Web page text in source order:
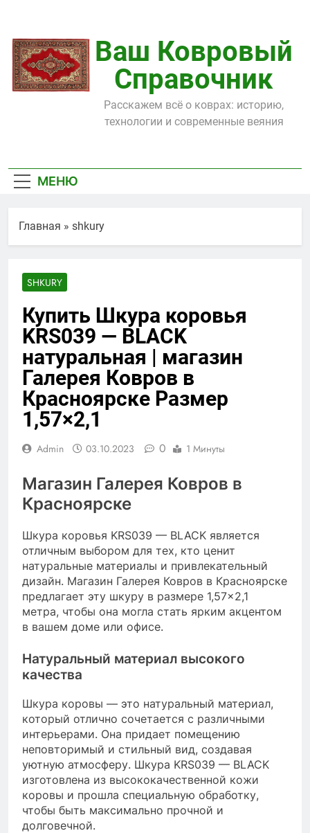
содержимому
Ваш Ковровый
Справочник
Расскажем всё о коврах: историю,
технологии и современные веяния
МЕНЮ
Главная » shkury
SHKURY
Купить Шкура коровья
KRS039 — BLACK
натуральная | магазин
Галерея Ковров в
Красноярске Размер
1,57×2,1
Admin 03.10.2023 0 1 Минуты
Магазин Галерея Ковров в
Красноярске
Шкура коровья KRS039 — BLACK является
отличным выбором для тех, кто ценит
натуральные материалы и привлекательный
дизайн. Магазин Галерея Ковров в Красноярске
предлагает эту шкуру в размере 1,57×2,1
метра, чтобы она могла стать ярким акцентом
в вашем доме или офисе.
Натуральный материал высокого
качества
Шкура коровы — это натуральный материал,
который отлично сочетается с различными
интерьерами. Она придает помещению
неповторимый и стильный вид, создавая
уютную атмосферу. Шкура KRS039 — BLACK
изготовлена из высококачественной кожи
коровы и прошла специальную обработку,
чтобы быть максимально прочной и
долговечной.